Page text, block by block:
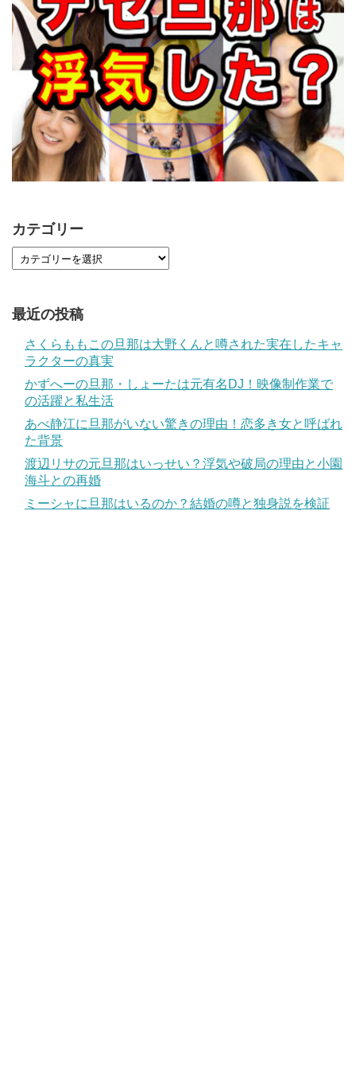
カテゴリー
最近の投稿
さくらももこの旦那は大野くんと噂された実在したキャ
ラクターの真実
かずへーの旦那・しょーたは元有名DJ！映像制作業で
の活躍と私生活
あべ静江に旦那がいない驚きの理由！恋多き女と呼ばれ
た背景
渡辺リサの元旦那はいっせい？浮気や破局の理由と小園
海斗との再婚
ミーシャに旦那はいるのか？結婚の噂と独身説を検証